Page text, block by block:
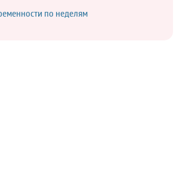
по неделям